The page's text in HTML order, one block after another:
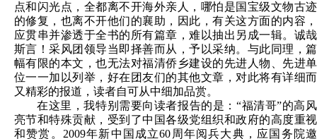
点和闪光点，全都离不开海外亲人，哪怕是国宝级文物古迹
的修复，也离不开他们的襄助，因此，有关这方面的内容，
应贯串并渗透于全书的所有篇章，难以抽出另成一辑。诚哉
斯言！采风团领导当即择善而从，予以采纳。与此同理，篇
幅有限的本文，也无法对福清侨乡建设的先进人物、先进单
位一一加以列举，好在团友们的其他文章，对此将有详细而
又精彩的报道，读者自可从中细加品赏。
在这里，我特别需要向读者报告的是：“福清哥”的高风
亮节和特殊贡献，受到了中国各级党组织和政府的高度重视
和赞赏。2009年新中国成立60周年阅兵大典，应国务院邀